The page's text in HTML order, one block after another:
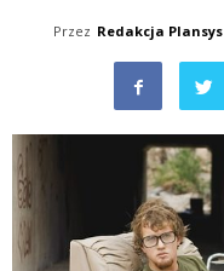
Przez Redakcja Plansys